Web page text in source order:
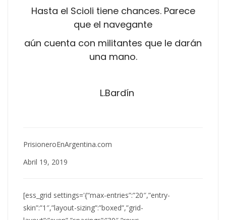
Hasta el Scioli tiene chances. Parece
que el navegante
aún cuenta con militantes que le darán
una mano.
L.Bardín
PrisioneroEnArgentina.com
Abril 19, 2019
[ess_grid settings='{“max-entries”:”20″,”entry-
skin”:”1″,”layout-sizing”:”boxed”,”grid-